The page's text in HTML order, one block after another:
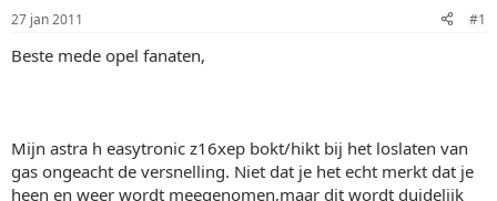
t
a
r
u
27 jan 2011 #1
Beste mede opel fanaten,
Mijn astra h easytronic z16xep bokt/hikt bij het loslaten van
gas ongeacht de versnelling. Niet dat je het echt merkt dat je
heen en weer wordt meegenomen,maar dit wordt duidelijk